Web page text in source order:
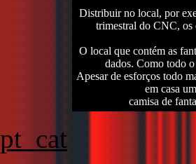
Distribuir no local, por
trimestral do CNC, os
O local que contém as
dados. Como todo
Apesar de esforços todo
em casa
camisa de
pt_cat